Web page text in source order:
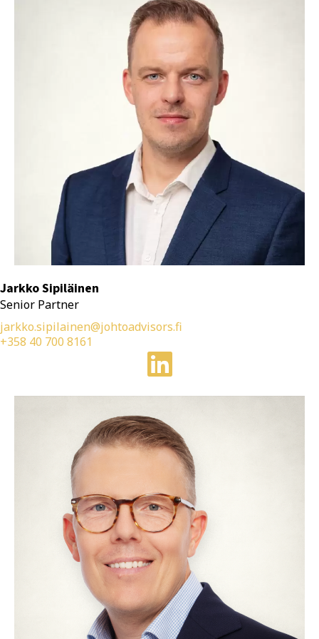
Jarkko Sipiläinen
Senior Partner
jarkko.sipilainen@johtoadvisors.fi
+358 40 700 8161